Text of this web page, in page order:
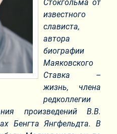
Стокгольма от
известного
слависта,
автора
биографии
Маяковского
Ставка –
жизнь, члена
редколлегии
произведений В.В.
Бенгта Янгфельдта. В